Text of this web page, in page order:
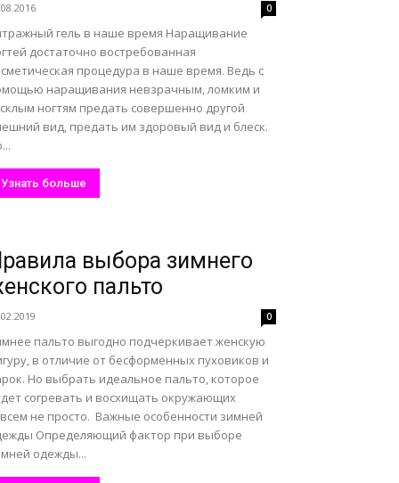
0
гель в наше время Наращивание
достаточно востребованная
процедура в наше время. Ведь с
наращивания невзрачным, ломким и
ногтям предать совершенно другой
вид, предать им здоровый вид и блеск.
Узнать больше
выбора зимнего
пальто
0
пальто выгодно подчеркивает женскую
в отличие от бесформенных пуховиков и
Но выбрать идеальное пальто, которое
согревать и восхищать окружающих
не просто. Важные особенности зимней
Определяющий фактор при выборе
одежды...